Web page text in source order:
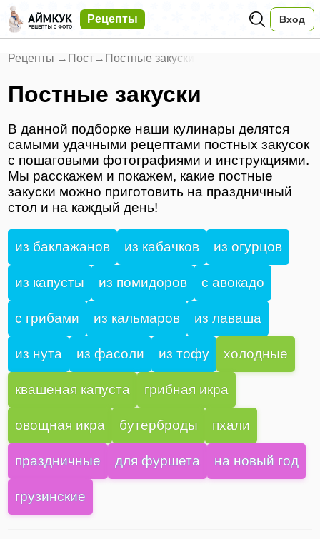
Рецепты Вход
Рецепты → Пост→ Постные закуски
Постные закуски
В данной подборке наши кулинары делятся
самыми удачными рецептами постных закусок
с пошаговыми фотографиями и инструкциями.
Мы расскажем и покажем, какие постные
закуски можно приготовить на праздничный
стол и на каждый день!
из баклажанов из кабачков из огурцов
из капусты из помидоров с авокадо
с грибами из кальмаров из лаваша
из нута из фасоли из тофу холодные
квашеная капуста грибная икра
овощная икра бутерброды пхали
праздничные для фуршета на новый год
грузинские